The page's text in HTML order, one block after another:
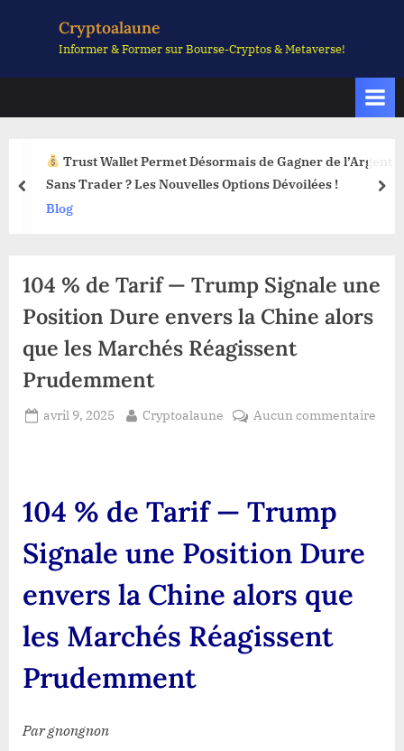
Cryptoalaune
Informer & Former sur Bourse-Cryptos & Metaverse!
Trust Wallet Permet Désormais de Gagner de l’Argent
Sans Trader ? Les Nouvelles Options Dévoilées !
Blog
prev
104 % de Tarif — Trump Signale une
Position Dure envers la Chine alors
que les Marchés Réagissent
Prudemment
Posted
avril 9, 2025 By
Cryptoalaune Aucun commentairesur
104 % de Tarif — Trump
Signale une Position Dure
envers la Chine alors que
les Marchés Réagissent
Prudemment
Par gnongnon